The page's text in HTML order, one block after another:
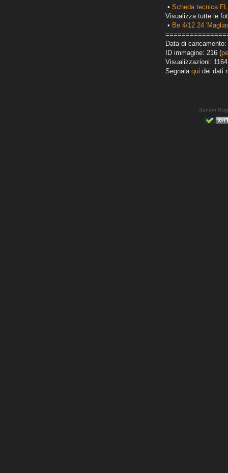
• Scheda tecnica
Visualizza tutte le
• Be 4/12 24
Data di
ID immagine: 216 (
Visualizzazioni: 1164
Segnala qui dei dati
Sandro